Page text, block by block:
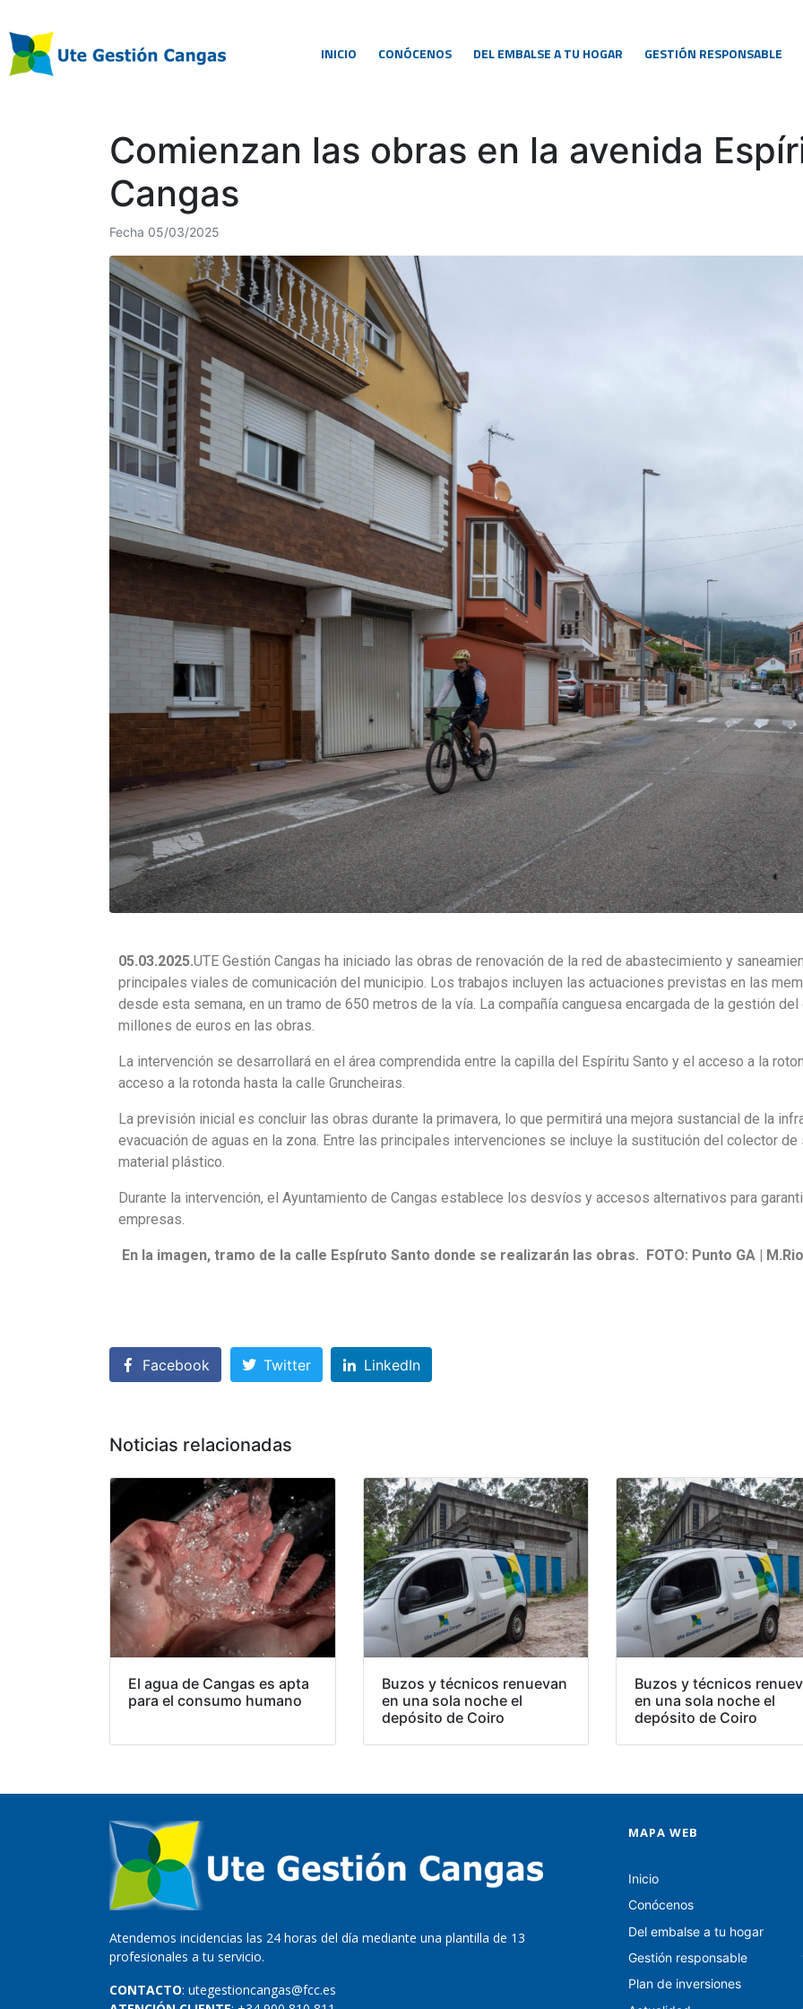
INICIO CONÓCENOS DEL EMBALSE A TU HOGAR GESTIÓN RESPONSABLE
Comienzan las obras en la avenida
Cangas
Fecha 05/03/2025
05.03.2025.UTE Gestión Cangas ha iniciado las obras de renovación de la red de abastecimiento y
principales viales de comunicación del municipio. Los trabajos incluyen las actuaciones previstas en las
desde esta semana, en un tramo de 650 metros de la vía. La compañía canguesa encargada de la gestión
millones de euros en las obras.
La intervención se desarrollará en el área comprendida entre la capilla del Espíritu Santo y el acceso a la
acceso a la rotonda hasta la calle Gruncheiras.
La previsión inicial es concluir las obras durante la primavera, lo que permitirá una mejora sustancial de la
evacuación de aguas en la zona. Entre las principales intervenciones se incluye la sustitución del colector
material plástico.
Durante la intervención, el Ayuntamiento de Cangas establece los desvíos y accesos alternativos para
empresas.
En la imagen, tramo de la calle Espíruto Santo donde se realizarán las obras. FOTO: Punto GA |
Facebook Twitter LinkedIn
Noticias relacionadas
El agua de Cangas es apta
para el consumo humano
Buzos y técnicos renuevan
en una sola noche el
depósito de Coiro
Buzos y técnicos
en una sola noche el
depósito de Coiro
Atendemos incidencias las 24 horas del día mediante una plantilla de 13
profesionales a tu servicio.
CONTACTO: utegestioncangas@fcc.es
MAPA WEB
Inicio
Conócenos
Del embalse a tu hogar
Gestión responsable
Plan de inversiones